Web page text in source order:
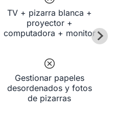
TV + pizarra blanca +
proyector +
computadora + monitor
Gestionar papeles
desordenados y fotos
de pizarras